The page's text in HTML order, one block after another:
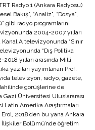
Radyo 1 (Ankara Radyosu)
Bakış”, “Analiz”, “Dosya”,
gibi radyo programlarını
2004-2007 yılları
Kanal A televizyonunda “Sınır
“Dış Politika
2018 yılları arasında Millî
yazıları yayımlanan Prof.
televizyon, radyo, gazete,
görüşlerine de
Gazi Üniversitesi Uluslararası
Amerika Araştırmaları
2018’den bu yana Ankara
İlişkiler Bölümü’nde öğretim